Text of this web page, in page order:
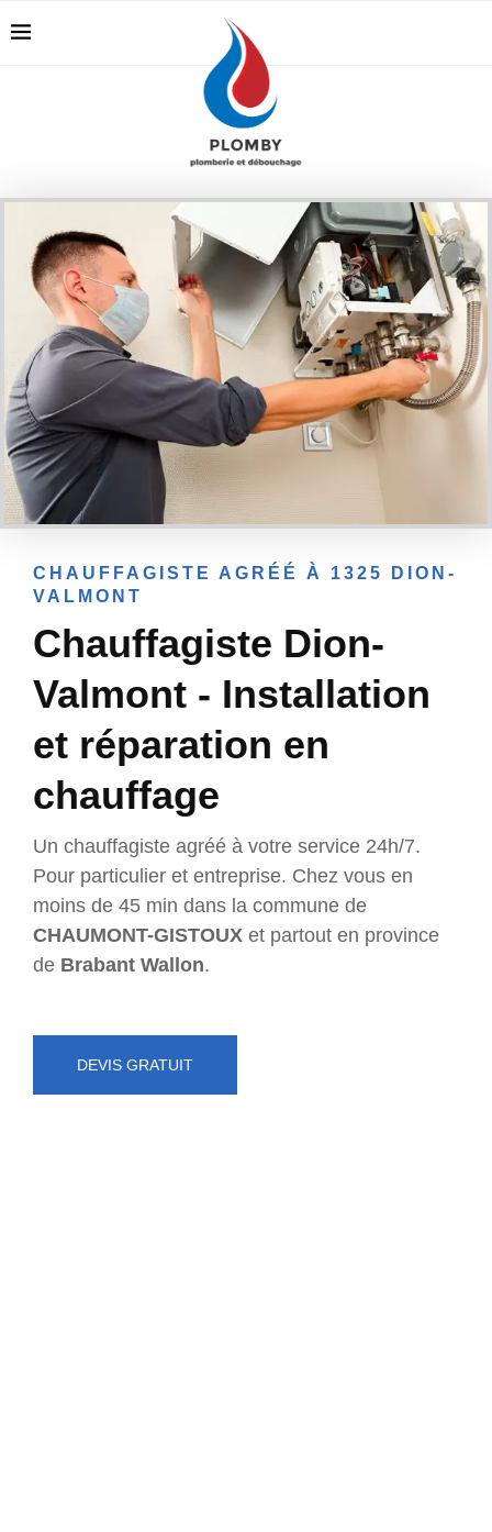
CHAUFFAGISTE AGRÉÉ À 1325 DION-
VALMONT
Chauffagiste Dion-
Valmont - Installation
et réparation en
chauffage
Un chauffagiste agréé à votre service 24h/7.
Pour particulier et entreprise. Chez vous en
moins de 45 min dans la commune de
CHAUMONT-GISTOUX et partout en province
de Brabant Wallon.
DEVIS GRATUIT